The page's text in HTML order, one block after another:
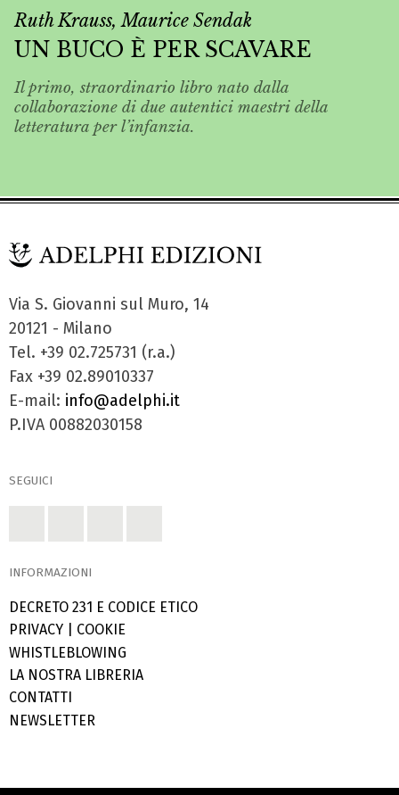
Ruth Krauss, Maurice Sendak
UN BUCO È PER SCAVARE
Il primo, straordinario libro nato dalla
collaborazione di due autentici maestri della
letteratura per l’infanzia.
Via S. Giovanni sul Muro, 14
20121 - Milano
Tel. +39 02.725731 (r.a.)
Fax +39 02.89010337
E-mail: info@adelphi.it
P.IVA 00882030158
SEGUICI
INFORMAZIONI
DECRETO 231 E CODICE ETICO
PRIVACY
COOKIE
WHISTLEBLOWING
LA NOSTRA LIBRERIA
CONTATTI
NEWSLETTER